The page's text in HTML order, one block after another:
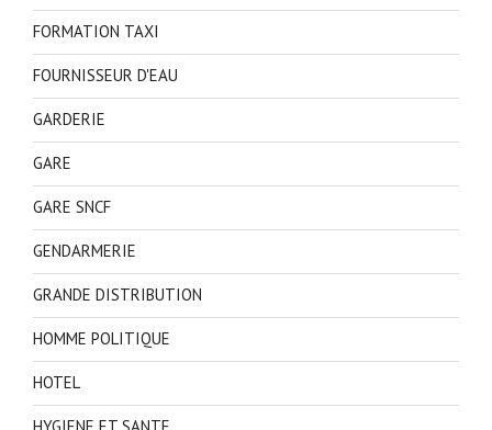
FORMATION TAXI
FOURNISSEUR D'EAU
GARDERIE
GARE
GARE SNCF
GENDARMERIE
GRANDE DISTRIBUTION
HOMME POLITIQUE
HOTEL